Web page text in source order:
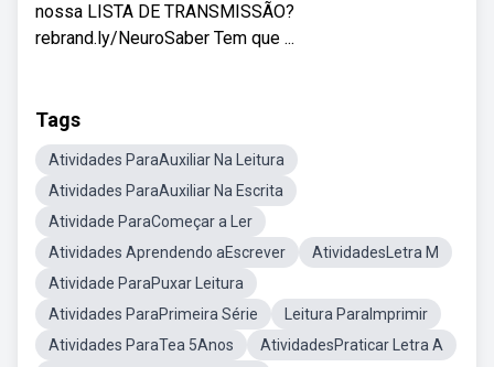
nossa LISTA DE TRANSMISSÃO?
rebrand.ly/NeuroSaber Tem que ...
Tags
Atividades ParaAuxiliar Na Leitura
Atividades ParaAuxiliar Na Escrita
Atividade ParaComeçar a Ler
Atividades Aprendendo aEscrever
AtividadesLetra M
Atividade ParaPuxar Leitura
Atividades ParaPrimeira Série
Leitura ParaImprimir
Atividades ParaTea 5Anos
AtividadesPraticar Letra A